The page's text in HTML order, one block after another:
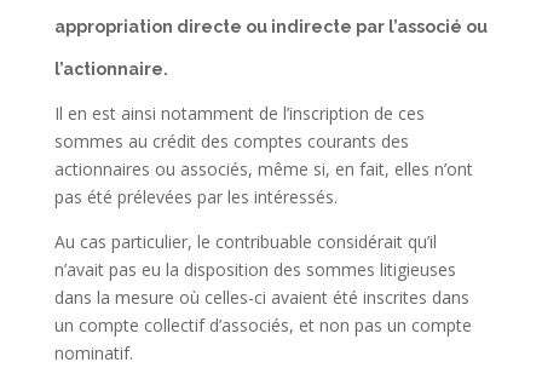
appropriation directe ou indirecte par l’associé ou
l’actionnaire.
Il en est ainsi notamment de l’inscription de ces
sommes au crédit des comptes courants des
actionnaires ou associés, même si, en fait, elles n’ont
pas été prélevées par les intéressés.
Au cas particulier, le contribuable considérait qu’il
n’avait pas eu la disposition des sommes litigieuses
dans la mesure où celles-ci avaient été inscrites dans
un compte collectif d’associés, et non pas un compte
nominatif.